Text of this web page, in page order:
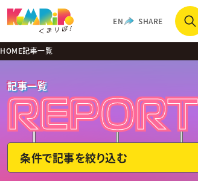
EN SHARE
HOME記事一覧
記事一覧
REPORT
REPORT
条件で記事を絞り込む